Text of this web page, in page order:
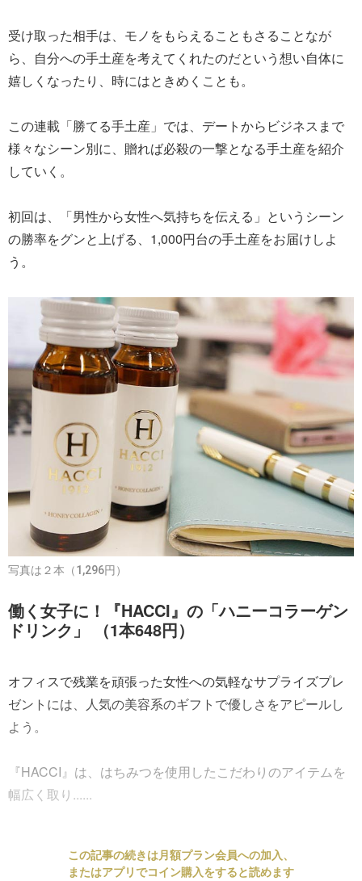
受け取った相手は、モノをもらえることもさることなが
ら、自分への手土産を考えてくれたのだという想い自体に
嬉しくなったり、時にはときめくことも。
この連載「勝てる手土産」では、デートからビジネスまで
様々なシーン別に、贈れば必殺の一撃となる手土産を紹介
していく。
初回は、「男性から女性へ気持ちを伝える」というシーン
の勝率をグンと上げる、1,000円台の手土産をお届けしよ
う。
写真は２本（1,296円）
働く女子に！『HACCI』の「ハニーコラーゲン
ドリンク」 （1本648円）
オフィスで残業を頑張った女性への気軽なサプライズプレ
ゼントには、人気の美容系のギフトで優しさをアピールし
よう。
『HACCI』は、はちみつを使用したこだわりのアイテムを
幅広く取り......
この記事の続きは月額プラン会員への加入、
またはアプリでコイン購入をすると読めます